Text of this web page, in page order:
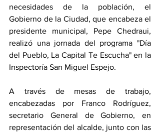
necesidades de la población, el
Gobierno de la Ciudad, que encabeza el
presidente municipal, Pepe Chedraui,
realizó una jornada del programa "Día
del Pueblo, La Capital Te Escucha" en la
Inspectoría San Miguel Espejo.
A través de mesas de trabajo,
encabezadas por Franco Rodríguez,
secretario General de Gobierno, en
representación del alcalde, junto con las